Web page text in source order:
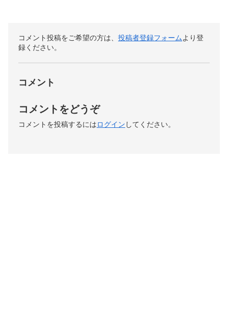
コメント投稿をご希望の方は、 投稿者登録フォーム より登
録ください。
コメント
コメントをどうぞ
コメントを投稿するにはログイン してください。